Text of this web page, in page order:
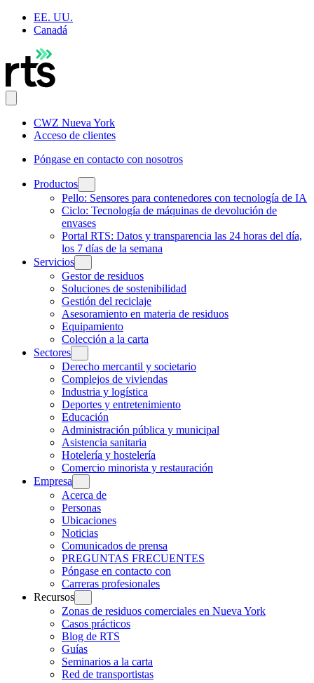
EE. UU.
Canadá
CWZ Nueva York
Acceso de clientes
Póngase en contacto con nosotros
Productos
Pello: Sensores para contenedores con tecnología de IA
Ciclo: Tecnología de máquinas de devolución de
envases
Portal RTS: Datos y transparencia las 24 horas del día,
los 7 días de la semana
Servicios
Gestor de residuos
Soluciones de sostenibilidad
Gestión del reciclaje
Asesoramiento en materia de residuos
Equipamiento
Colección a la carta
Sectores
Derecho mercantil y societario
Complejos de viviendas
Industria y logística
Deportes y entretenimiento
Educación
Administración pública y municipal
Asistencia sanitaria
Hotelería y hostelería
Comercio minorista y restauración
Empresa
Acerca de
Personas
Ubicaciones
Noticias
Comunicados de prensa
PREGUNTAS FRECUENTES
Póngase en contacto con
Carreras profesionales
Recursos
Zonas de residuos comerciales en Nueva York
Casos prácticos
Blog de RTS
Guías
Seminarios a la carta
Red de transportistas